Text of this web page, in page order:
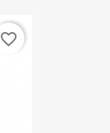
favorite_border